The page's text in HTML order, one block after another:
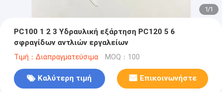
1/1
PC100 1 2 3 Υδραυλική εξάρτηση PC120 5 6
σφραγίδων αντλιών εργαλείων
Τιμή：Διαπραγματεύσιμα MOQ：100
Καλύτερη τιμή Επικοινωνήστε